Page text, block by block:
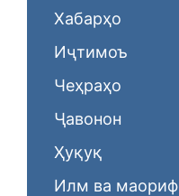
Хабарҳо
Иҷтимоъ
Чеҳраҳо
Ҷавонон
Ҳуқуқ
Илм ва маориф